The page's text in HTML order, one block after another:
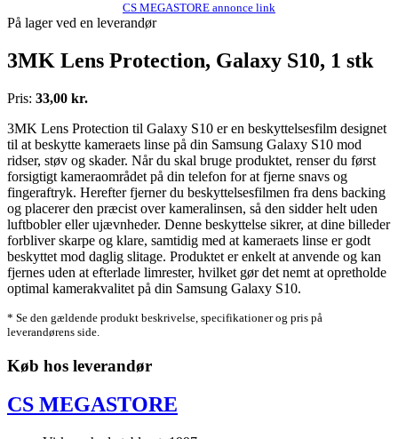
CS MEGASTORE annonce link
På lager ved en leverandør
3MK Lens Protection, Galaxy S10, 1 stk
Pris: 33,00 kr.
3MK Lens Protection til Galaxy S10 er en beskyttelsesfilm designet
til at beskytte kameraets linse på din Samsung Galaxy S10 mod
ridser, støv og skader. Når du skal bruge produktet, renser du først
forsigtigt kameraområdet på din telefon for at fjerne snavs og
fingeraftryk. Herefter fjerner du beskyttelsesfilmen fra dens backing
og placerer den præcist over kameralinsen, så den sidder helt uden
luftbobler eller ujævnheder. Denne beskyttelse sikrer, at dine billeder
forbliver skarpe og klare, samtidig med at kameraets linse er godt
beskyttet mod daglig slitage. Produktet er enkelt at anvende og kan
fjernes uden at efterlade limrester, hvilket gør det nemt at opretholde
optimal kamerakvalitet på din Samsung Galaxy S10.
* Se den gældende produkt beskrivelse, specifikationer og pris på
leverandørens side.
Køb hos leverandør
CS MEGASTORE